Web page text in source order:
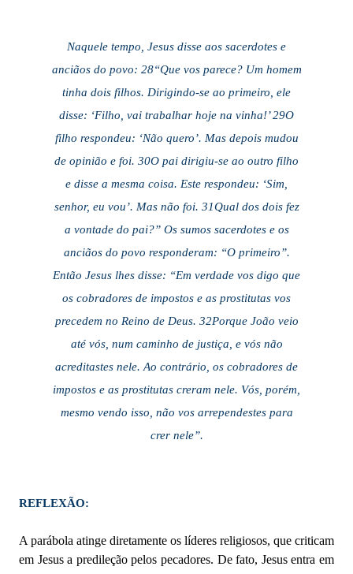
Naquele tempo, Jesus disse aos sacerdotes e
anciãos do povo: 28“Que vos parece? Um homem
tinha dois filhos. Dirigindo-se ao primeiro, ele
disse: ‘Filho, vai trabalhar hoje na vinha!’ 29O
filho respondeu: ‘Não quero’. Mas depois mudou
de opinião e foi. 30O pai dirigiu-se ao outro filho
e disse a mesma coisa. Este respondeu: ‘Sim,
senhor, eu vou’. Mas não foi. 31Qual dos dois fez
a vontade do pai?” Os sumos sacerdotes e os
anciãos do povo responderam: “O primeiro”.
Então Jesus lhes disse: “Em verdade vos digo que
os cobradores de impostos e as prostitutas vos
precedem no Reino de Deus. 32Porque João veio
até vós, num caminho de justiça, e vós não
acreditastes nele. Ao contrário, os cobradores de
impostos e as prostitutas creram nele. Vós, porém,
mesmo vendo isso, não vos arrependestes para
crer nele”.
REFLEXÃO:
A parábola atinge diretamente os líderes religiosos, que criticam
em Jesus a predileção pelos pecadores. De fato, Jesus entra em